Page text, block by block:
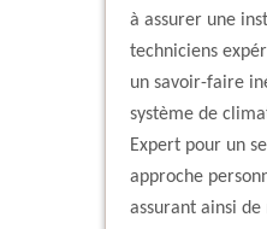
à assurer une
techniciens
un savoir-faire
système de
Expert pour un
approche
assurant ainsi